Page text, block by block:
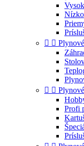
 
 
Profi